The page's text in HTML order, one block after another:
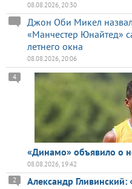
08.08.2026, 20:30
Джон Оби Микел
«Манчестер Юнайтед»
летнего окна
08.08.2026, 20:06
«Динамо» объявило о
4
08.08.2026, 19:42
Александр
2